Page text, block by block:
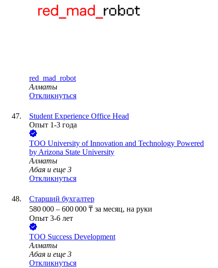
red_mad_robot
Алматы
Откликнуться
Student Experience Office Head
Опыт 1-3 года
ТОО University of Innovation and Technology Powered
by Arizona State University
Алматы
Абая и еще 3
Откликнуться
Старший бухгалтер
580 000 – 600 000 ₸ за месяц, на руки
Опыт 3-6 лет
ТОО Success Development
Алматы
Абая и еще 3
Откликнуться